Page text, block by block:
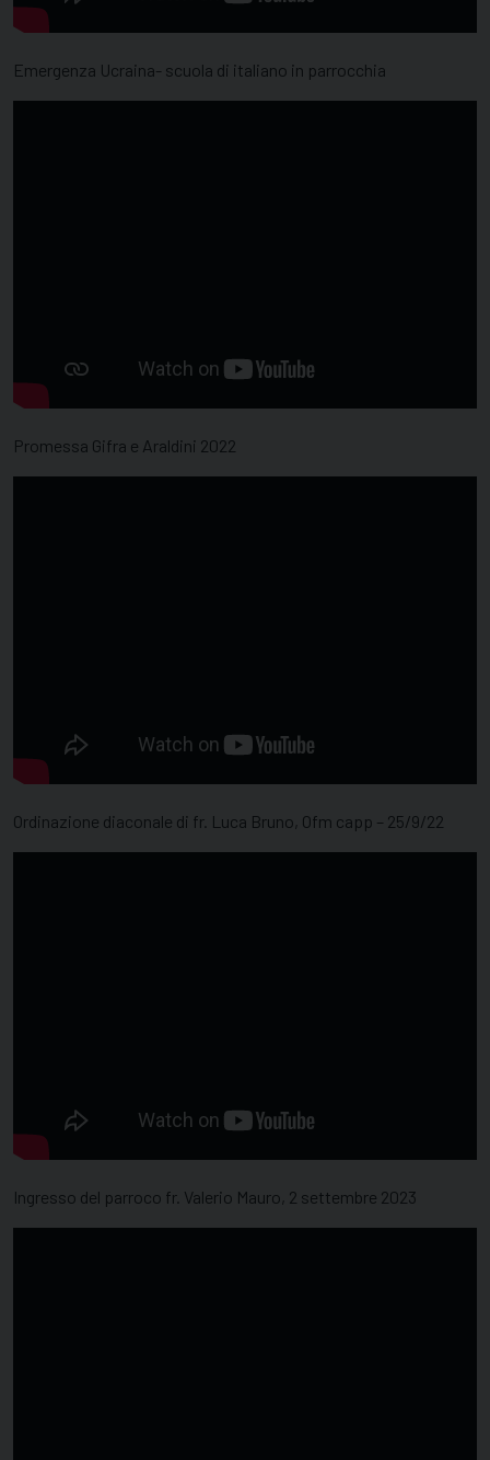
Emergenza Ucraina- scuola di italiano in parrocchia
Promessa Gifra e Araldini 2022
Ordinazione diaconale di fr. Luca Bruno, Ofm capp – 25/9/22
Ingresso del parroco fr. Valerio Mauro, 2 settembre 2023